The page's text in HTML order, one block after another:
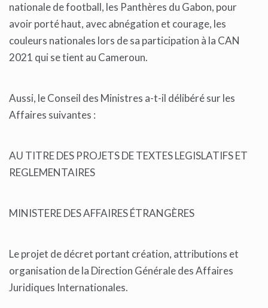
nationale de football, les Panthères du Gabon, pour
avoir porté haut, avec abnégation et courage, les
couleurs nationales lors de sa participation à la CAN
2021 qui se tient au Cameroun.
Aussi, le Conseil des Ministres a-t-il délibéré sur les
Affaires suivantes :
AU TITRE DES PROJETS DE TEXTES LEGISLATIFS ET
REGLEMENTAIRES
MINISTERE DES AFFAIRES ÉTRANGÈRES
Le projet de décret portant création, attributions et
organisation de la Direction Générale des Affaires
Juridiques Internationales.